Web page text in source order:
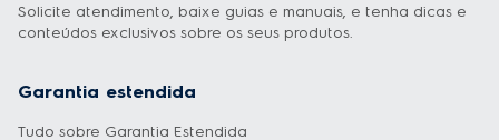
Solicite atendimento, baixe guias e manuais, e tenha dicas e
conteúdos exclusivos sobre os seus produtos.
Garantia estendida
Tudo sobre Garantia Estendida